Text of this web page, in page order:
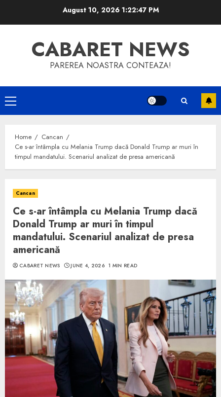
August 10, 2026 1:22:47 PM
CABARET NEWS
PAREREA NOASTRA CONTEAZA!
Primary
Menu
Home
Cancan
Ce s-ar întâmpla cu Melania Trump dacă Donald Trump ar muri în
timpul mandatului. Scenariul analizat de presa americană
Cancan
Ce s-ar întâmpla cu Melania Trump dacă
Donald Trump ar muri în timpul
mandatului. Scenariul analizat de presa
americană
CABARET NEWS JUNE 4, 2026 1 MIN READ